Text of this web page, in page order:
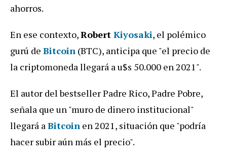
ahorros.
En ese contexto,Robert Kiyosaki, el polémico
gurú de Bitcoin (BTC), anticipa que "el precio de
la criptomoneda llegará a u$s 50.000 en 2021".
El autor del bestseller Padre Rico, Padre Pobre,
señala que un "muro de dinero institucional"
llegará aBitcoin en 2021, situación que "podría
hacer subir aún más el precio".